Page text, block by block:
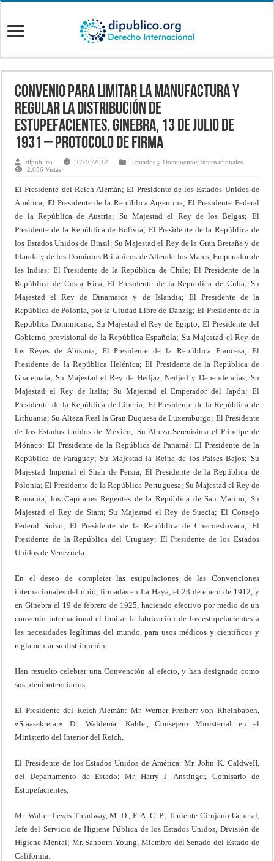
Convenio para limitar la manufactura y
regular la distribución de
estupefacientes. Ginebra, 13 de julio de
1931 – Protocolo de Firma
dipublico 27/10/2012
Tratados y Documentos Internacionales
2,656 Vistas
El Presidente del Reich Alemán; El Presidente de los Estados Unidos de
América; El Presidente de la República Argentina; El Presidente Federal
de la República de Austria; Su Majestad el Rey de los Belgas; El
Presidente de la República de Bolivia; El Presidente de la República de
los Estados Unidos de Brasil; Su Majestad el Rey de la Gran Bretaña y de
Irlanda y de los Dominios Británicos de Allende los Mares, Emperador de
las Indias; El Presidente de la República de Chile; El Presidente de la
República de Costa Rica; El Presidente de la República de Cuba; Su
Majestad el Rey de Dinamarca y de Islandia; El Presidente de la
República de Polonia, por la Ciudad Libre de Danzig; El Presidente de la
República Dominicana; Su Majestad el Rey de Egipto; El Presidente del
Gobierno provisional de la República Española; Su Majestad el Rey de
los Reyes de Abisinia; El Presidente de la República Francesa; El
Presidente de la República Helénica; El Presidente de la República de
Guatemala; Su Majestad el Rey de Hedjaz, Nedjed y Dependencias; Su
Majestad el Rey de Italia; Su Majestad el Emperador del Japón; El
Presidente de la República de Liberia; El Presidente de la República de
Lithuania; Su Alteza Real la Gran Duquesa de Luxemburgo; El Presidente
de los Estados Unidos de México; Su Alteza Serenísima el Príncipe de
Mónaco; El Presidente de la República de Panamá; El Presidente de la
República de Paraguay; Su Majestad la Reina de los Países Bajos; Su
Majestad Imperial el Shah de Persia; El Presidente de la República de
Polonia; El Presidente de la República Portuguesa; Su Majestad el Rey de
Rumania; los Capitanes Regentes de la República de San Marino; Su
Majestad el Rey de Siam; Su Majestad el Rey de Suecia; El Consejo
Federal Suizo; El Presidente de la República de Checoeslovaca; El
Presidente de la República del Uruguay; El Presidente de los Estados
Unidos de Venezuela.
En el deseo de completar las estipulaciones de las Convenciones
internacionales del opio, firmadas en La Haya, el 23 de enero de 1912, y
en Ginebra el 19 de febrero de 1925, haciendo efectivo por medio de un
convenio internacional el limitar la fabricación de los estupefacientes a
las necesidades legítimas del mundo, para usos médicos y científicos y
reglamentar su distribución.
Han resuelto celebrar una Convención al efecto, y han designado como
sus plenipotenciarios:
El Presidente del Reich Alemán: Mr. Werner Freiherr von Rheinbaben,
«Staasekretar» Dr. Waldemar Kahler, Consejero Ministerial en el
Ministerio del Interior del Reich.
El Presidente de los Estados Unidos de América: Mr. John K. CaldweII,
del Departamento de Estado; Mr. Harry J. Anstinger, Comisario de
Estupefacientes;
Mr. Walter Lewis Treadway, M. D., F. A. C. P., Teniente Cirujano General,
Jefe del Servicio de Higiene Pública de los Estados Unidos, División de
Higiene Mental; Mr. Sanborn Young, Miembro del Senado del Estado de
California.